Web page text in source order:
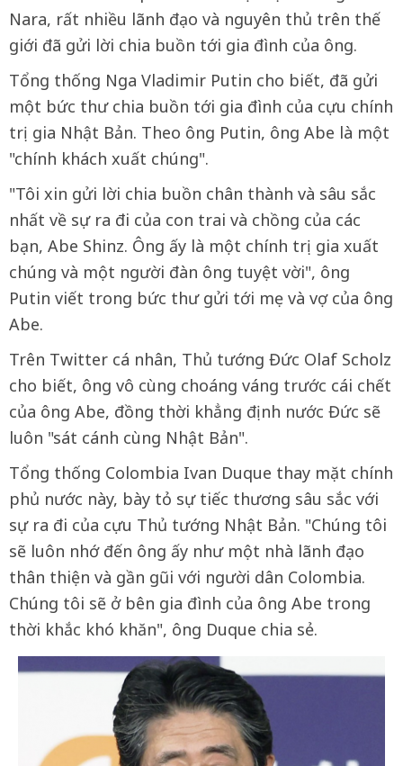
Nara, rất nhiều lãnh đạo và nguyên thủ trên thế
giới đã gửi lời chia buồn tới gia đình của ông.
Tổng thống Nga Vladimir Putin cho biết, đã gửi
một bức thư chia buồn tới gia đình của cựu chính
trị gia Nhật Bản. Theo ông Putin, ông Abe là một
"chính khách xuất chúng".
"Tôi xin gửi lời chia buồn chân thành và sâu sắc
nhất về sự ra đi của con trai và chồng của các
bạn, Abe Shinz. Ông ấy là một chính trị gia xuất
chúng và một người đàn ông tuyệt vời", ông
Putin viết trong bức thư gửi tới mẹ và vợ của ông
Abe.
Trên Twitter cá nhân, Thủ tướng Đức Olaf Scholz
cho biết, ông vô cùng choáng váng trước cái chết
của ông Abe, đồng thời khẳng định nước Đức sẽ
luôn "sát cánh cùng Nhật Bản".
Tổng thống Colombia Ivan Duque thay mặt chính
phủ nước này, bày tỏ sự tiếc thương sâu sắc với
sự ra đi của cựu Thủ tướng Nhật Bản. "Chúng tôi
sẽ luôn nhớ đến ông ấy như một nhà lãnh đạo
thân thiện và gần gũi với người dân Colombia.
Chúng tôi sẽ ở bên gia đình của ông Abe trong
thời khắc khó khăn", ông Duque chia sẻ.